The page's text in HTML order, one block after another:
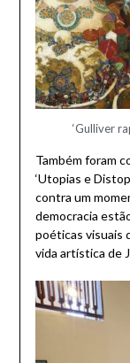
‘Gulliver
Também foram
‘Utopias e
contra um
democracia
poéticas visuais
vida artística de